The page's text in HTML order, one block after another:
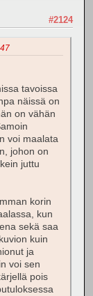
#2124
tavoissa
näissä on
on vähän
voi maalata
johon on
juttu
korin
kun
sekä saa
kuin
ja
voi sen
pois